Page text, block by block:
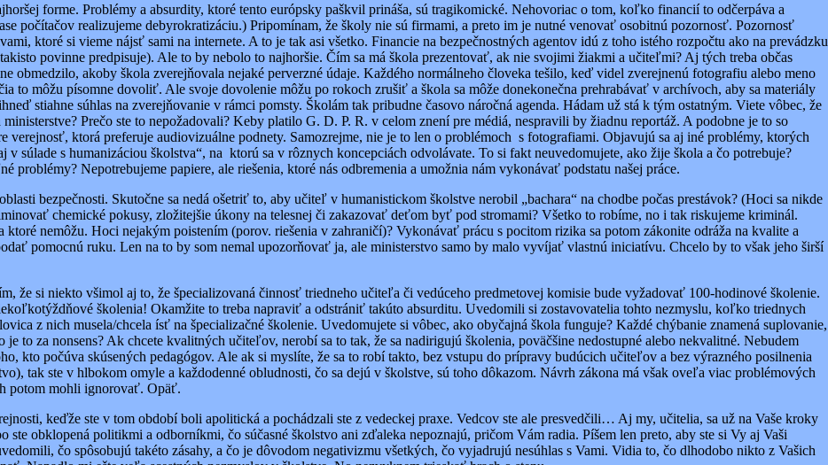
forme. Problémy a absurdity, ktoré tento európsky paškvil prináša, sú tragikomické. Nehovoriac o tom, koľko financií to odčerpáva a
počítačov realizujeme debyrokratizáciu.) Pripomínam, že školy nie sú firmami, a preto im je nutné venovať osobitnú pozornosť. Pozornosť
ktoré si vieme nájsť sami na internete. A to je tak asi všetko. Financie na bezpečnostných agentov idú z toho istého rozpočtu ako na prevádzku
povinne predpisuje). Ale to by nebolo to najhoršie. Čím sa má škola prezentovať, ak nie svojimi žiakmi a učiteľmi? Aj tých treba občas
obmedzilo, akoby škola zverejňovala nejaké perverzné údaje. Každého normálneho človeka tešilo, keď videl zverejnenú fotografiu alebo meno
to môžu písomne dovoliť. Ale svoje dovolenie môžu po rokoch zrušiť a škola sa môže donekonečna prehrabávať v archívoch, aby sa materiály
stiahne súhlas na zverejňovanie v rámci pomsty. Školám tak pribudne časovo náročná agenda. Hádam už stá k tým ostatným. Viete vôbec, že
Prečo ste to nepožadovali? Keby platilo G. D. P. R. v celom znení pre médiá, nespravili by žiadnu reportáž. A podobne je to so
verejnosť, ktorá preferuje audiovizuálne podnety. Samozrejme, nie je to len o problémoch s fotografiami. Objavujú sa aj iné problémy, ktorých
súlade s humanizáciou školstva“, na ktorú sa v rôznych koncepciách odvolávate. To si fakt neuvedomujete, ako žije škola a čo potrebuje?
problémy? Nepotrebujeme papiere, ale riešenia, ktoré nás odbremenia a umožnia nám vykonávať podstatu našej práce.
bezpečnosti. Skutočne sa nedá ošetriť to, aby učiteľ v humanistickom školstve nerobil „bachara“ na chodbe počas prestávok? (Hoci sa nikde
chemické pokusy, zložitejšie úkony na telesnej či zakazovať deťom byť pod stromami? Všetko to robíme, no i tak riskujeme kriminál.
nemôžu. Hoci nejakým poistením (porov. riešenia v zahraničí)? Vykonávať prácu s pocitom rizika sa potom zákonite odráža na kvalite a
pomocnú ruku. Len na to by som nemal upozorňovať ja, ale ministerstvo samo by malo vyvíjať vlastnú iniciatívu. Chcelo by to však jeho širší
že si niekto všimol aj to, že špecializovaná činnosť triedneho učiteľa či vedúceho predmetovej komisie bude vyžadovať 100-hodinové školenie.
školenia! Okamžite to treba napraviť a odstrániť takúto absurditu. Uvedomili si zostavovatelia tohto nezmyslu, koľko triednych
z nich musela/chcela ísť na špecializačné školenie. Uvedomujete si vôbec, ako obyčajná škola funguje? Každé chýbanie znamená suplovanie,
to za nonsens? Ak chcete kvalitných učiteľov, nerobí sa to tak, že sa nadirigujú školenia, poväčšine nedostupné alebo nekvalitné. Nebudem
kto počúva skúsených pedagógov. Ale ak si myslíte, že sa to robí takto, bez vstupu do prípravy budúcich učiteľov a bez výrazného posilnenia
tak ste v hlbokom omyle a každodenné obludnosti, čo sa dejú v školstve, sú toho dôkazom. Návrh zákona má však oveľa viac problémových
potom mohli ignorovať. Opäť.
keďže ste v tom období boli apolitická a pochádzali ste z vedeckej praxe. Vedcov ste ale presvedčili… Aj my, učitelia, sa už na Vaše kroky
ste obklopená politikmi a odborníkmi, čo súčasné školstvo ani zďaleka nepoznajú, pričom Vám radia. Píšem len preto, aby ste si Vy aj Vaši
čo spôsobujú takéto zásahy, a čo je dôvodom negativizmu všetkých, čo vyjadrujú nesúhlas s Vami. Vidia to, čo dlhodobo nikto z Vašich